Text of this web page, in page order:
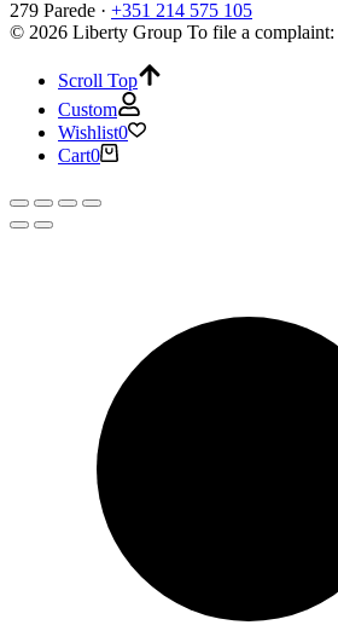
279 Parede · +351 214 575 105
© 2026 Liberty Group To file a complaint:
Scroll Top
Custom
Wishlist0
Cart0